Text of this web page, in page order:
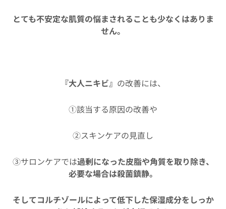
とても不安定な肌質の悩まされることも少なくはありま
せん。
『大人ニキビ』 の改善には、
①該当する原因の改善や
②スキンケアの見直し
③サロンケアでは過剰になった皮脂や角質を取り除き、
必要な場合は殺菌鎮静。
そしてコルチゾールによって低下した保湿成分をしっか